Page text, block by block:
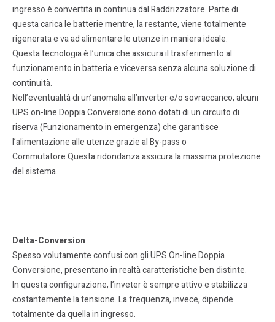
ingresso è convertita in continua dal Raddrizzatore. Parte di
questa carica le batterie mentre, la restante, viene totalmente
rigenerata e va ad alimentare le utenze in maniera ideale.
Questa tecnologia è l’unica che assicura il trasferimento al
funzionamento in batteria e viceversa senza alcuna soluzione di
continuità.
Nell’eventualità di un’anomalia all’inverter e/o sovraccarico, alcuni
UPS on-line Doppia Conversione sono dotati di un circuito di
riserva (Funzionamento in emergenza) che garantisce
l’alimentazione alle utenze grazie al By-pass o
Commutatore.Questa ridondanza assicura la massima protezione
del sistema.
Delta-Conversion
Spesso volutamente confusi con gli UPS On-line Doppia
Conversione, presentano in realtà caratteristiche ben distinte.
In questa configurazione, l’inveter è sempre attivo e stabilizza
costantemente la tensione. La frequenza, invece, dipende
totalmente da quella in ingresso.